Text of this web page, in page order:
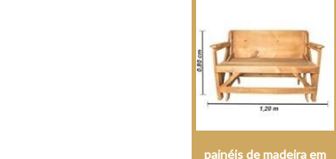
painéis de madeira em